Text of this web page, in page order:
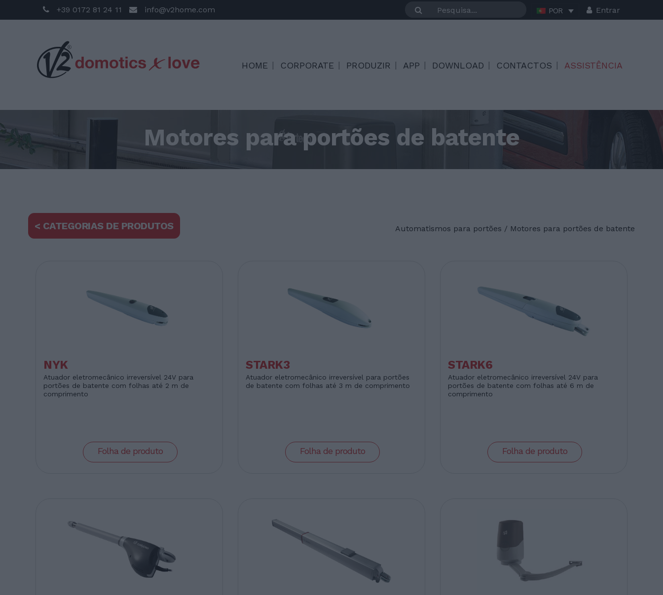
+39 0172 81 24 11 info@v2home.com POR Entrar
HOME CORPORATE PRODUZIR APP DOWNLOAD CONTACTOS ASSISTÊNCIA
Motores para portões de batente
< CATEGORIAS DE PRODUTOS Automatismos para portões / Motores para portões de batente
NYK
Atuador eletromecânico irreversível 24V para
portões de batente com folhas até 2 m de
comprimento
Folha de produto
STARK3
Atuador eletromecânico irreversível para portões
de batente com folhas até 3 m de comprimento
Folha de produto
STARK6
Atuador eletromecânico irreversível 24V para
portões de batente com folhas até 6 m de
comprimento
Folha de produto